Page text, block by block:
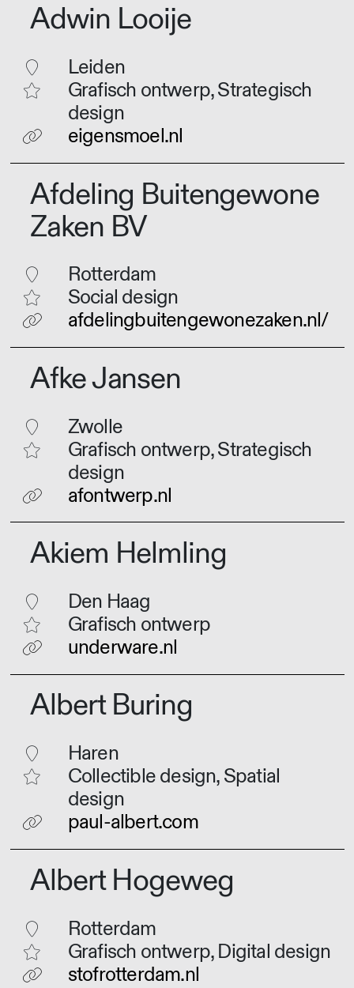
Adwin Looije
Leiden
Grafisch ontwerp, Strategisch
design
eigensmoel.nl
Afdeling Buitengewone
Zaken BV
Rotterdam
Social design
afdelingbuitengewonezaken.nl/
Afke Jansen
Zwolle
Grafisch ontwerp, Strategisch
design
afontwerp.nl
Akiem Helmling
Den Haag
Grafisch ontwerp
underware.nl
Albert Buring
Haren
Collectible design, Spatial
design
paul-albert.com
Albert Hogeweg
Rotterdam
Grafisch ontwerp, Digital design
stofrotterdam.nl